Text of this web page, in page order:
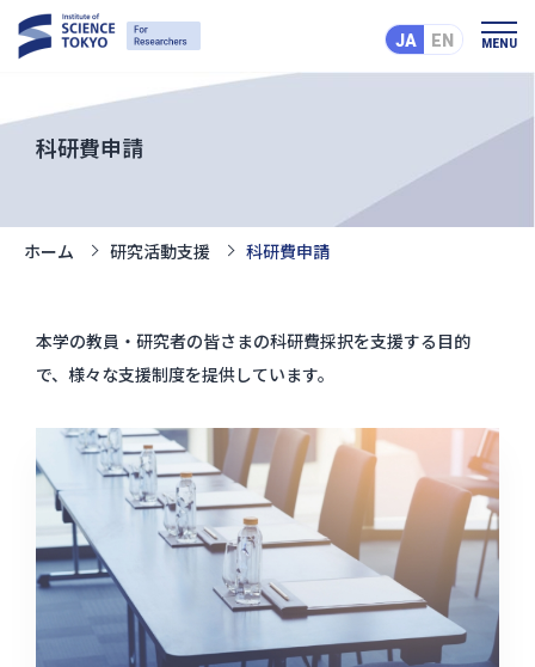
JA EN MENU
科研費申請
ホーム 研究活動支援 科研費申請
本学の教員・研究者の皆さまの科研費採択を支援する目的
で、様々な支援制度を提供しています。